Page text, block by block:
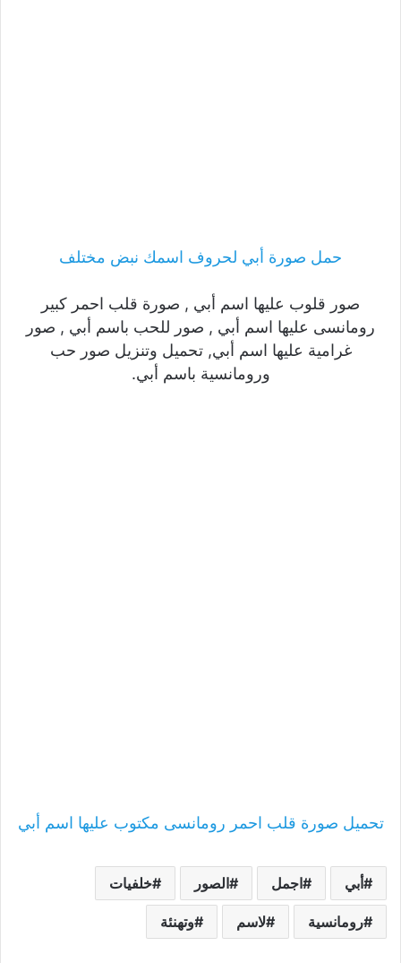
حمل صورة أبي لحروف اسمك نبض مختلف
صور قلوب عليها اسم أبي , صورة قلب احمر كبير
رومانسى عليها اسم أبي , صور للحب باسم أبي , صور
غرامية عليها اسم أبي, تحميل وتنزيل صور حب
ورومانسية باسم أبي.
تحميل صورة قلب احمر رومانسى مكتوب عليها اسم أبي
أبي اجمل الصور خلفيات
رومانسية لاسم وتهنئة